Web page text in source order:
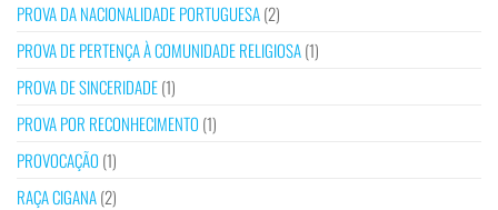
PROVA DA NACIONALIDADE PORTUGUESA(2)
PROVA DE PERTENÇA À COMUNIDADE RELIGIOSA(1)
PROVA DE SINCERIDADE(1)
PROVA POR RECONHECIMENTO (1)
PROVOCAÇÃO (1)
RAÇA CIGANA(2)